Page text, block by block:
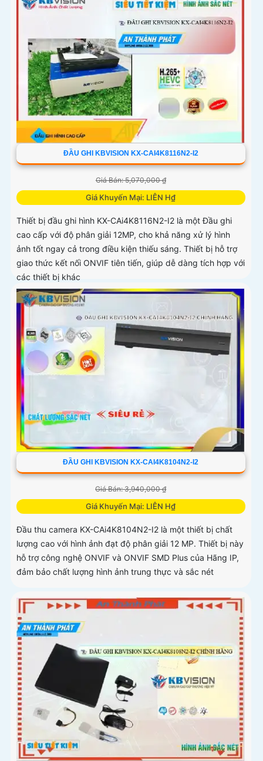
ĐẦU GHI KBVISION KX-CAI4K8116N2-I2
Giá Bán: 5,070,000 ₫
Giá Khuyến Mại: LIÊN H₫
Thiết bị đầu ghi hình KX-CAi4K8116N2-I2 là một Đầu ghi
cao cấp với độ phân giải 12MP, cho khả năng xử lý hình
ảnh tốt ngay cả trong điều kiện thiếu sáng. Thiết bị hỗ trợ
giao thức kết nối ONVIF tiên tiến, giúp dễ dàng tích hợp với
các thiết bị khác
ĐẦU GHI KBVISION KX-CAI4K8104N2-I2
Giá Bán: 3,940,000 ₫
Giá Khuyến Mại: LIÊN H₫
Đầu thu camera KX-CAi4K8104N2-I2 là một thiết bị chất
lượng cao với hình ảnh đạt độ phân giải 12 MP. Thiết bị này
hỗ trợ công nghệ ONVIF và ONVIF SMD Plus của Hãng IP,
đảm bảo chất lượng hình ảnh trung thực và sắc nét